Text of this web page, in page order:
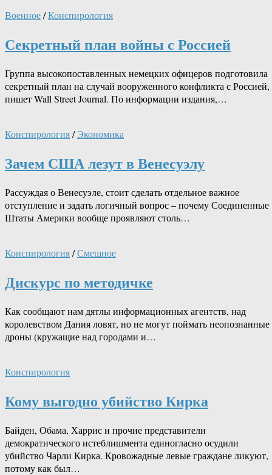
Военное/Конспирология
Секретный план войны с Россией
Группа высокопоставленных немецких офицеров подготовила
секретный план на случай вооруженного конфликта с Россией,
пишет Wall Street Journal. По информации издания,…
Конспирология/Экономика
Зачем США лезут в Венесуэлу
Рассуждая о Венесуэле, стоит сделать отдельное важное
отступление и задать логичный вопрос – почему Соединенные
Штаты Америки вообще проявляют столь…
Конспирология/Смешное
Дискурс по методичке
Как сообщают нам дятлы информационных агентств, над
королевством Дания ловят, но не могут поймать неопознанные
дроны (кружащие над городами и…
Конспирология
Кому выгодно убийство Кирка
Байден, Обама, Харрис и прочие представители
демократического истеблишмента единогласно осудили
убийство Чарли Кирка. Кровожадные левые граждане ликуют,
потому как был…